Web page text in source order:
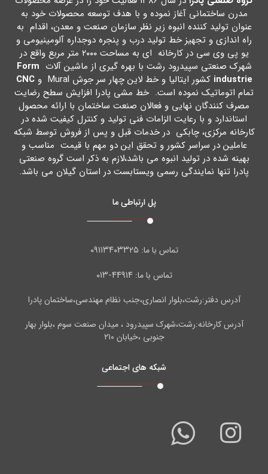
مدرن ساختمانی آغاز نموده و با هدف توسعه محصولات خود به
عنوان تولید کننده انبوه زیر نظر سازمان صنعت و معدن، اقدام به
راه اندازي و تجهیز خط تولید درب و پنجره دوجداره آلومینیومی و
یو پی وي سی در کارخانه اي به مساحت ۲۰۰۰ متر مربع واقع در
شهرك صنعتی سپیدرود رشت با بهره گیري از ماشین آلات Form
industrie کشور ایتالیا و خط لاین چهار سر جوش Mural و
CNC
تمام اتوماتیک نموده است. خط مشی پادرا افزایش سطح رضایت
مصرف کنندگان نهایی و فعالان صنعت ساختمان با ارائه محصول
استاندارد و با رعایت الزامات فنی تولید و کنترل کیفیت شده در
کارخانه مرکزي، چابکی در خدمات قبل و پس از فروش توسط شبکه
عاملین در سراسر کشور و تحقق این دو مهم با قیمت مناسب و
بهینه شده در تولید انبوه می باشد،لازم به ذکر است گروه صنعتی
پادرا تنها نمایندگی رسمی ویستابست در استان گیلان می باشد.
پل ارتباطی ما
تماس با ما:۰۹۱۱۳۴۰۳۳۲۵
تماس با ما: ۴۴۹۱۴-۰۱۳
آدرس دفتر:رشت،بلوار انصاری،جنب نظام مهندسی،ساختمان پادرا
آدرس کارخانه:رشت،شهرک سپیدرود ، میدان صنعت سوم ،بلوار بهار
جنوبی ،خیابان ۲۱۰
شبکه های اجتماعی